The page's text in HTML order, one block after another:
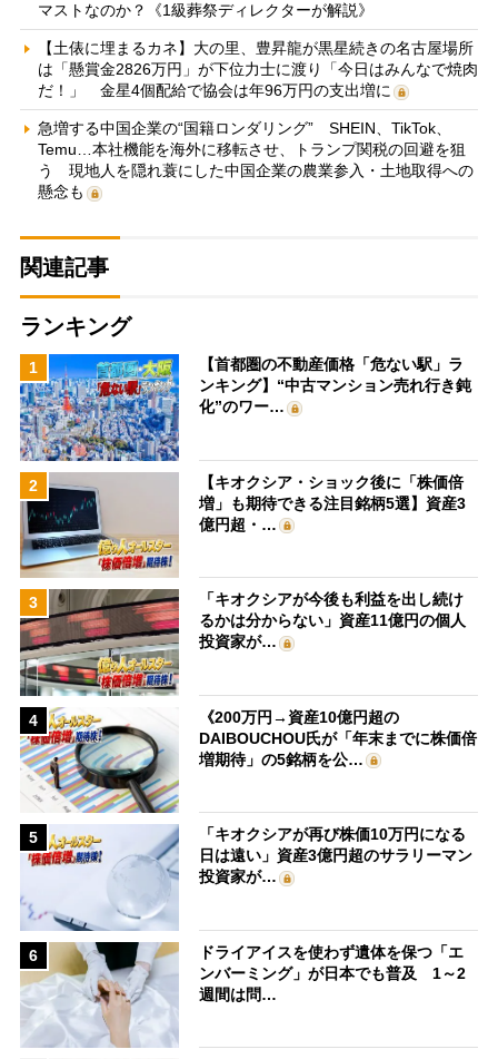
マストなのか？《1級葬祭ディレクターが解説》
【土俵に埋まるカネ】大の里、豊昇龍が黒星続きの名古屋場所
は「懸賞金2826万円」が下位力士に渡り「今日はみんなで焼肉
だ！」 金星4個配給で協会は年96万円の支出増に
急増する中国企業の“国籍ロンダリング” SHEIN、TikTok、
Temu…本社機能を海外に移転させ、トランプ関税の回避を狙
う 現地人を隠れ蓑にした中国企業の農業参入・土地取得への
懸念も
関連記事
ランキング
1
【首都圏の不動産価格「危ない駅」ラ
ンキング】“中古マンション売れ行き鈍
化”のワー…
2
【キオクシア・ショック後に「株価倍
増」も期待できる注目銘柄5選】資産3
億円超・…
3
「キオクシアが今後も利益を出し続け
るかは分からない」資産11億円の個人
投資家が…
4
《200万円→資産10億円超の
DAIBOUCHOU氏が「年末までに株価倍
増期待」の5銘柄を公…
5
「キオクシアが再び株価10万円になる
日は遠い」資産3億円超のサラリーマン
投資家が…
6
ドライアイスを使わず遺体を保つ「エ
ンバーミング」が日本でも普及 1～2
週間は問…